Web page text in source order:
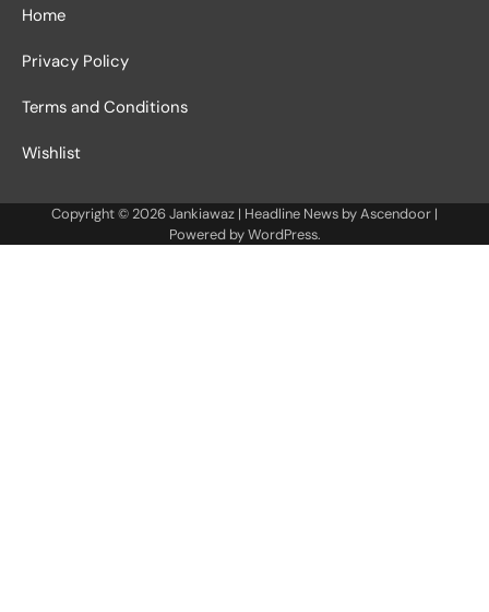
Home
Privacy Policy
Terms and Conditions
Wishlist
Copyright © 2026Jankiawaz | Headline News byAscendoor |
Powered byWordPress.